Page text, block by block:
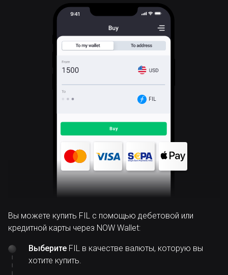
FIL
Вы можете купить FIL с помощью дебетовой или
кредитной карты через NOW Wallet:
Выберите FIL в качестве валюты, которую вы
хотите купить.